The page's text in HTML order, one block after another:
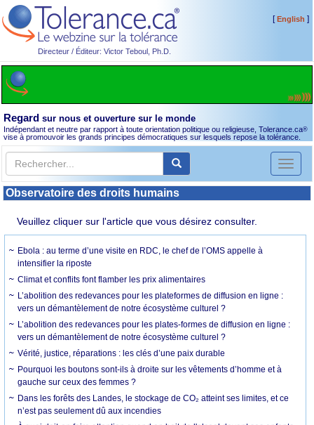
Directeur / Éditeur: Victor Teboul, Ph.D.
[English ]
Regard sur nous et ouverture sur le monde
Indépendant et neutre par rapport à toute orientation politique ou religieuse, Tolerance.ca®
vise à promouvoir les grands principes démocratiques sur lesquels repose la tolérance.
Toggle
Observatoire des droits humains
Veuillez cliquer sur l'article que vous désirez consulter.
Ebola : au terme d’une visite en RDC, le chef de l’OMS appelle à
intensifier la riposte
Climat et conflits font flamber les prix alimentaires
L’abolition des redevances pour les plateformes de diffusion en ligne :
vers un démantèlement de notre écosystème culturel ?
L’abolition des redevances pour les plates-formes de diffusion en ligne :
vers un démantèlement de notre écosystème culturel ?
Vérité, justice, réparations : les clés d’une paix durable
Pourquoi les boutons sont-ils à droite sur les vêtements d’homme et à
gauche sur ceux des femmes ?
Dans les forêts des Landes, le stockage de CO₂ atteint ses limites, et ce
n’est pas seulement dû aux incendies